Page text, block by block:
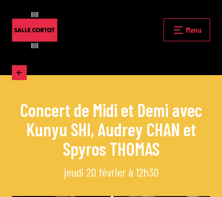
Fermer
Accueil
La programmation
Les grands concerts
Les Masterclasses
Menu
Concert de Midi et Demi avec
Kunyu SHI, Audrey CHAN et
Spyros THOMAS
jeudi 20 février à 12h30